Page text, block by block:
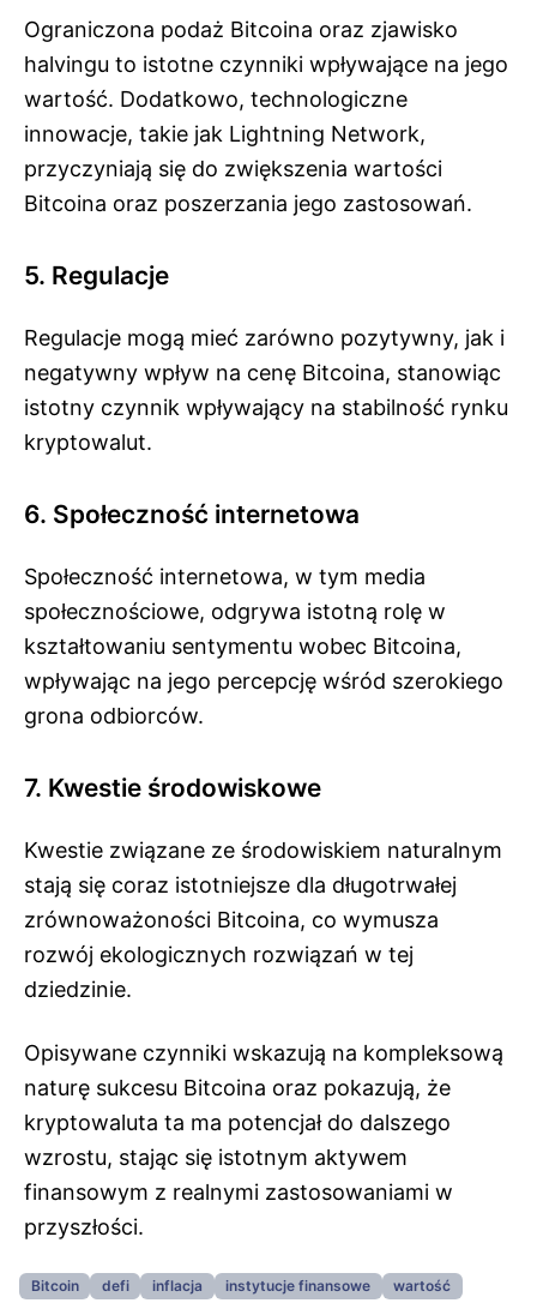
Ograniczona podaż Bitcoina oraz zjawisko
halvingu to istotne czynniki wpływające na jego
wartość. Dodatkowo, technologiczne
innowacje, takie jak Lightning Network,
przyczyniają się do zwiększenia wartości
Bitcoina oraz poszerzania jego zastosowań.
5. Regulacje
Regulacje mogą mieć zarówno pozytywny, jak i
negatywny wpływ na cenę Bitcoina, stanowiąc
istotny czynnik wpływający na stabilność rynku
kryptowalut.
6. Społeczność internetowa
Społeczność internetowa, w tym media
społecznościowe, odgrywa istotną rolę w
kształtowaniu sentymentu wobec Bitcoina,
wpływając na jego percepcję wśród szerokiego
grona odbiorców.
7. Kwestie środowiskowe
Kwestie związane ze środowiskiem naturalnym
stają się coraz istotniejsze dla długotrwałej
zrównoważoności Bitcoina, co wymusza
rozwój ekologicznych rozwiązań w tej
dziedzinie.
Opisywane czynniki wskazują na kompleksową
naturę sukcesu Bitcoina oraz pokazują, że
kryptowaluta ta ma potencjał do dalszego
wzrostu, stając się istotnym aktywem
finansowym z realnymi zastosowaniami w
przyszłości.
Bitcoin defi inflacja instytucje finansowe wartość